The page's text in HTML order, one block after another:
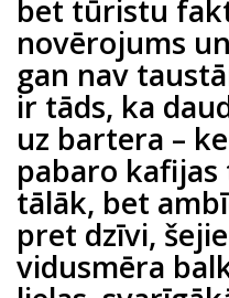
bet tūristu
novērojums
gan nav
ir tāds, ka
uz bartera –
pabaro
tālāk, bet
pret dzīvi,
vidusmēra